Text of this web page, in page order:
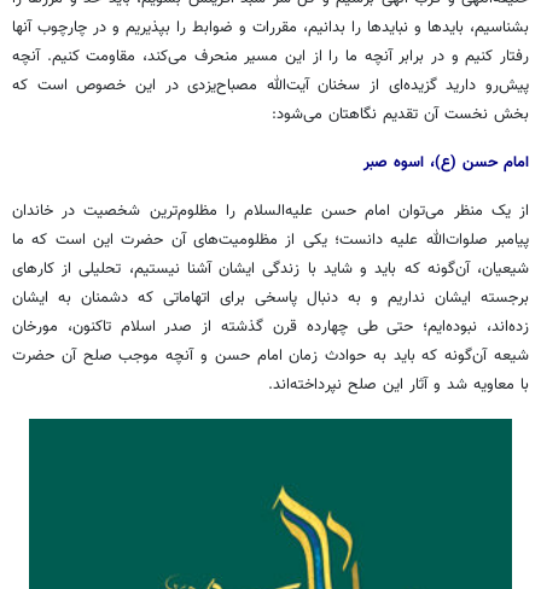
بشناسیم، بایدها و نبایدها را بدانیم، مقررات و ضوابط را بپذیریم و در چارچوب آنها
رفتار کنیم و در برابر آنچه ما را از این مسیر منحرف می‌کند، مقاومت کنیم. آنچه
پیش‌رو دارید گزیده‌ای از سخنان آیت‌الله مصباح‌یزدی در این خصوص است که
بخش نخست آن تقدیم نگاهتان می‌شود:
امام حسن (ع)، اسوه صبر
از یک منظر می‌توان امام حسن علیه‌السلام را مظلوم‌ترین شخصیت در خاندان
پیامبر صلوات‌الله علیه دانست؛ یکی از مظلومیت‌های آن حضرت این است که ما
شیعیان، آن‌گونه که باید و شاید با زندگی ایشان آشنا نیستیم، تحلیلی از کارهای
برجسته ایشان نداریم و به دنبال پاسخی برای اتهاماتی که دشمنان به ایشان
زده‌اند، نبوده‌ایم؛ حتی طی چهارده قرن گذشته از صدر اسلام تاکنون، مورخان
شیعه آن‌گونه که باید به حوادث زمان امام حسن و آنچه موجب صلح آن حضرت
با معاویه شد و آثار این صلح نپرداخته‌اند.